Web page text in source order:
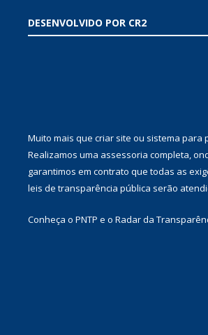
DESENVOLVIDO POR CR2
Muito mais que criar site ou sistema para
Realizamos uma assessoria completa,
garantimos em contrato que todas as
leis de transparência pública serão
Conheça o PNTP e o Radar da